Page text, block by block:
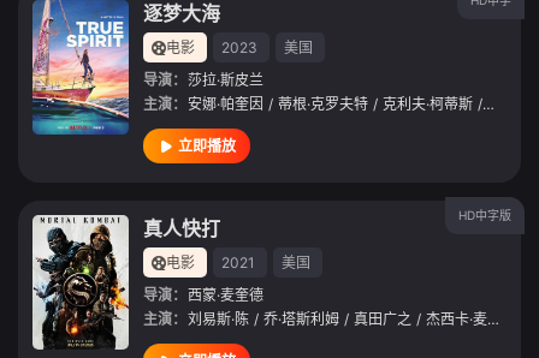
逐梦大海
电影 2023
美国
导演： 莎拉·斯皮兰
主演： 安娜·帕奎因 / 蒂根·克罗夫特 / 克利夫·柯蒂斯 / 约什·劳
立即播放
HD中字版
真人快打
电影 2021
美国
导演： 西蒙·麦奎德
主演： 刘易斯·陈 / 乔·塔斯利姆 / 真田广之 / 杰西卡·麦克娜美